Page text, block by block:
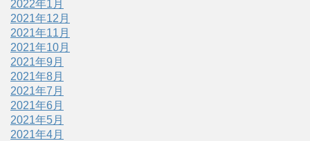
2022年1月
2021年12月
2021年11月
2021年10月
2021年9月
2021年8月
2021年7月
2021年6月
2021年5月
2021年4月